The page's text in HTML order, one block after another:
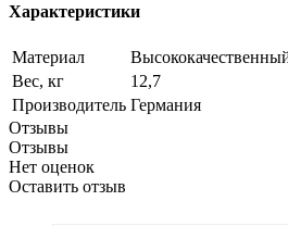
Характеристики
Материал
Вес, кг
12,7
Производитель Германия
Отзывы
Отзывы
Нет оценок
Оставить отзыв